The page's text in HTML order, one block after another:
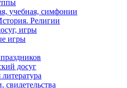
учебная, симфонии
Религии
игры
игры
досуг
свидетельства